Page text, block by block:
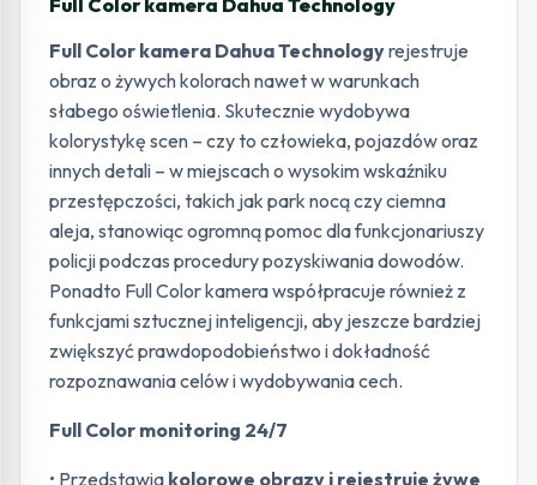
Full Color kamera Dahua Technology
Full Color kamera Dahua Technologyrejestruje
obraz o żywych kolorach nawet w warunkach
słabego oświetlenia. Skutecznie wydobywa
kolorystykę scen – czy to człowieka, pojazdów oraz
innych detali – w miejscach o wysokim wskaźniku
przestępczości, takich jak park nocą czy ciemna
aleja, stanowiąc ogromną pomoc dla funkcjonariuszy
policji podczas procedury pozyskiwania dowodów.
Ponadto Full Color kamera współpracuje również z
funkcjami sztucznej inteligencji, aby jeszcze bardziej
zwiększyć prawdopodobieństwo i dokładność
rozpoznawania celów i wydobywania cech.
Full Color monitoring 24/7
• Przedstawia kolorowe obrazy i rejestruje żywe